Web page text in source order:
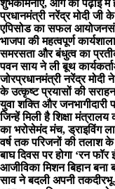
शुभकामनाएं, आगे की पढ़ाई में
प्रधानमंत्री नरेंद्र मोदी जी
एपिसोड का सफल आयोजन
भाजपा की महत्वपूर्ण
समरसता और बंधुत्व का
पवन साय ने ली बूथ
जोरप्रधानमंत्री नरेंद्र
के उत्कृष्ट प्रयासों की
युवा शक्ति और जनभागीदारी
जिन्हें मिली है शिक्षा मंत्रालय
का भरोसेमंद मंच, ड्राइविंग
वर्ष तक परिजनों की तलाश
बाघ दिवस पर होगा ‘रन
आजीविका मिशन बिहान
साव ने बदली अपनी तकदीर